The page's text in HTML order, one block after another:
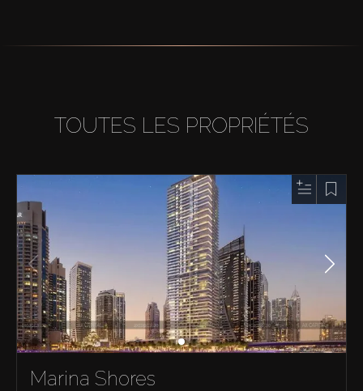
TOUTES LES PROPRIÉTÉS
Marina Shores